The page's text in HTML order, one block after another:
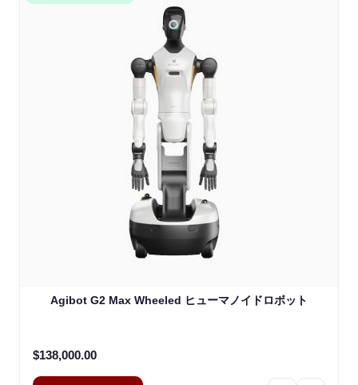
Agibot G2 Max Wheeled ヒューマノイドロボット
$138,000.00